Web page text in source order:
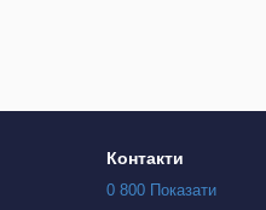
Контакти
0 800 Показати